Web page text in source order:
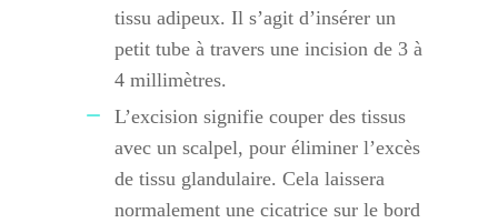
tissu adipeux. Il s’agit d’insérer un
petit tube à travers une incision de 3 à
4 millimètres.
L’excision signifie couper des tissus
avec un scalpel, pour éliminer l’excès
de tissu glandulaire. Cela laissera
normalement une cicatrice sur le bord